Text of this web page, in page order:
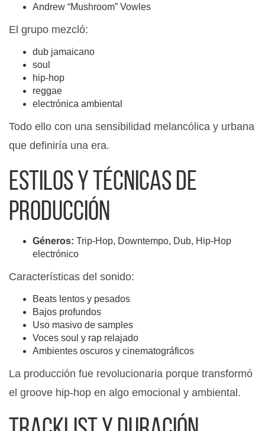
Andrew “Mushroom” Vowles
El grupo mezcló:
dub jamaicano
soul
hip-hop
reggae
electrónica ambiental
Todo ello con una sensibilidad melancólica y urbana
que definiría una era.
Estilos y técnicas de
producción
Géneros: Trip-Hop, Downtempo, Dub, Hip-Hop
electrónico
Características del sonido:
Beats lentos y pesados
Bajos profundos
Uso masivo de samples
Voces soul y rap relajado
Ambientes oscuros y cinematográficos
La producción fue revolucionaria porque transformó
el groove hip-hop en algo emocional y ambiental.